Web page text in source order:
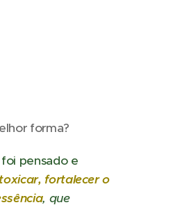
forma?
pensado e
fortalecer o
, que